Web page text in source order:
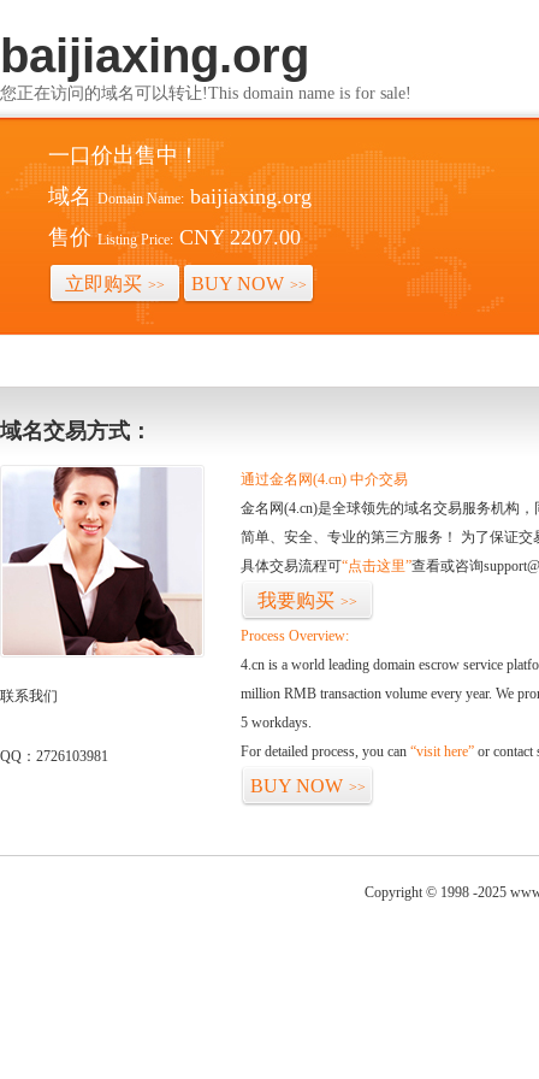
baijiaxing.org
您正在访问的域名可以转让!This domain name is for sale!
一口价出售中！
域名 Domain Name: baijiaxing.org
售价 Listing Price: CNY 2207.00
立即购买 >> BUY NOW >>
域名交易方式：
联系我们
QQ：2726103981
通过金名网(4.cn) 中介交易
金名网(4.cn)是全球领先的域名交易服务机构
简单、安全、专业的第三方服务！ 为了保证
具体交易流程可“点击这里”查看或咨询
我要购买 >>
Process Overview:
4.cn is a world leading domain escrow service
million RMB transaction volume every year. We
5 workdays.
For detailed process, you can “visit here” or contact
BUY NOW >>
Copyright © 1998 -2025